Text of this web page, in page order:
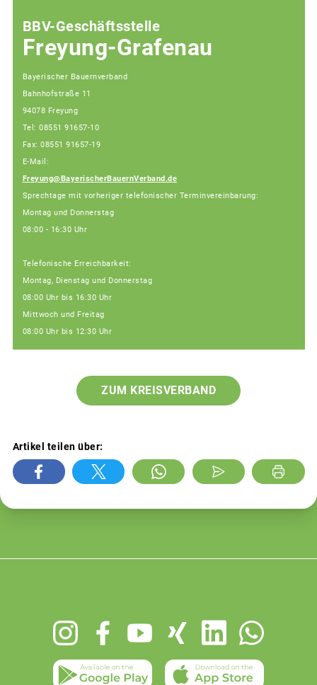
BBV-Geschäftsstelle
Freyung-Grafenau
Bayerischer Bauernverband
Bahnhofstraße 11
94078 Freyung
Tel: 08551 91657-10
Fax: 08551 91657-19
E-Mail:
Freyung@BayerischerBauernVerband.de
Sprechtage mit vorheriger telefonischer Terminvereinbarung:
Montag und Donnerstag
08:00 - 16:30 Uhr
Telefonische Erreichbarkeit:
Montag, Dienstag und Donnerstag
08:00 Uhr bis 16:30 Uhr
Mittwoch und Freitag
08:00 Uhr bis 12:30 Uhr
ZUM KREISVERBAND
Artikel teilen über: